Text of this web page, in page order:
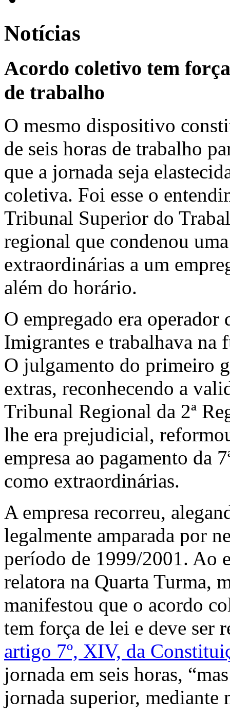
Notícias
Acordo coletivo tem
de trabalho
O mesmo dispositivo
de seis horas de trabalho
que a jornada seja
coletiva. Foi esse o
Tribunal Superior do
regional que condenou
extraordinárias a um
além do horário.
O empregado era
Imigrantes e trabalhava na
O julgamento do primeiro
extras, reconhecendo a
Tribunal Regional da 2ª
lhe era prejudicial,
empresa ao pagamento da
como extraordinárias.
A empresa recorreu,
legalmente amparada por
período de 1999/2001. Ao
relatora na Quarta Turma,
manifestou que o acordo
tem força de lei e deve ser
artigo 7º, XIV, da
jornada em seis horas,
jornada superior, mediante